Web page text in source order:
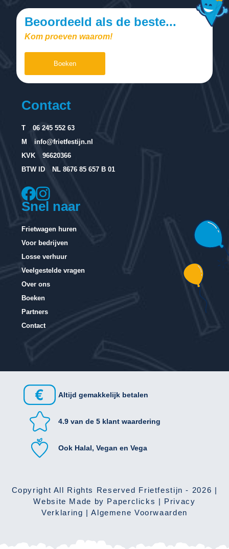
Contact
T
06 245 552 63
M
info@frietfestijn.nl
KVK
96620366
BTW ID
NL 8676 85 657 B 01
Snel naar
Frietwagen huren
Voor bedrijven
Losse verhuur
Veelgestelde vragen
Over ons
Boeken
Partners
Contact
Beoordeeld als de beste...
Kom proeven waarom!
Boeken
Altijd gemakkelijk betalen
4.9 van de 5 klant waardering
Ook Halal, Vegan en Vega
Copyright All Rights Reserved Frietfestijn - 2026 |
Website Made by Paperclicks | Privacy
Verklaring |Algemene Voorwaarden